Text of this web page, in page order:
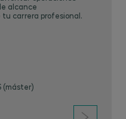
alcance
carrera profesional.
(máster)